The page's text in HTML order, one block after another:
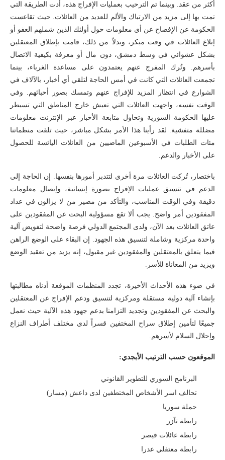
أكثر من عقد. وبينما تم الترحيب بعمليات الإفراج هذه، أدت الطريقة التي
تمت بها إلى مزيد من الارتباك والألم للعديد من العائلات. حيث تقاعست
الحكومة عن الإفصاح عن أي معلومات حول أولئك الذين شملهم العفو أو
إبلاغ العائلات في وقت مبكر، وبدلاً من ذلك، قامت بإطلاق المعتقلين
بشكل عشوائي في وسط دمشق، دون مال أو معرفة بكيفية الاتصال
بأسرهم. وتُرك المفرج عنهم يعتمدون على مساعدة الغرباء، بينما
تجمعت العائلات التي كانت في أمس الحاجة لتلقي أي أخبار، بالآلاف في
الشوارع في انتظار المزيد للإفراج عنهم وتمسك بصور أحبائهم. وفي
الوقت نفسه، واجهت العائلات التي تعيش خارج المناطق التي تسيطر
عليها الحكومة السورية وتحاول متابعة الأخبار عبر الإنترنت معلومات
مضللة متفشية. لقد رأينا هذا الأمر بشكل مباشر، حيث تلقت منظماتنا
مئات الطلبات في الأسبوعين الماضيين من العائلات اليائسة للحصول
على الأخبار والدعم.
باختصار، تُركت العائلات مرة أخرى لتتدبر أمورها بنفسها. إن الحاجة إلى
الدعم في تنسيق عمليات الإفراج بصورة إنسانية، وإيصال معلومات
دقيقة وفي الوقت المناسب، والتأكد من مصير من لا يزالون في عداد
المفقودين أمر واضح. يجب ألا تقع مسؤولية البحث عن المفقودين على
عاتق العائلات بعد الآن، ولدى المجتمع الدولي فرصة واضحة لتفويض آلية
واحدة مركزية وشاملة لتنسيق هذه الجهود. إن البقاء على الوضع الراهن
فيما يتعلق بالمعتقلين والمفقودين غير مقبول، إنه يزيد من تعقيد الوضع
ويزيد من المعاناة للأسر.
في ضوء هذه الأحداث الأخيرة، تجدد المنظمات الموقعة أدناه مطالبتها
بإنشاء آلية دولية مستقلة ومركزية لتنسيق ودعم الإفراج عن المعتقلين
والبحث عن المفقودين وتجديد التزامنا بدعم جهود هذه الآلية حيث نعمل
جميعًا لتأمين إطلاق سراح المختفين قسراً لدى مختلف أطراف النزاع
وإحلال السلام لأسرهم.
الموقعون حسب الترتيب الأبجدي:
البرنامج السوري للتطوير القانوني
تحالف اسر الأشخاص المختطفين لدى داعش (مسار)
حملة سوريا
رابطة تآزر
رابطة عائلات قيصر
رابطة معتقلي عدرا